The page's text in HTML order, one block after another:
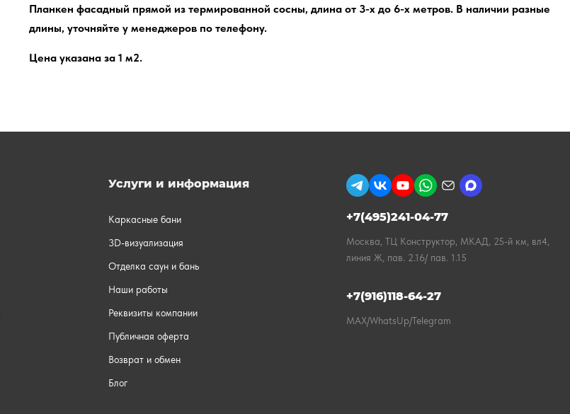
Планкен фасадный прямой из термированной сосны, длина от 3-х до 6-х метров. В наличии разные
длины, уточняйте у менеджеров по телефону.
Цена указана за 1 м2.
Услуги и информация
Каркасные бани
3D-визуализация
Отделка саун и бань
Наши работы
Реквизиты компании
Публичная оферта
Возврат и обмен
Блог
+7(495)241-04-77
Москва, ТЦ Конструктор, МКАД, 25-й км, вл4,
линия Ж, пав. 2.16/ пав. 1.15
+7(916)118-64-27
MAX/WhatsUp/Telegram